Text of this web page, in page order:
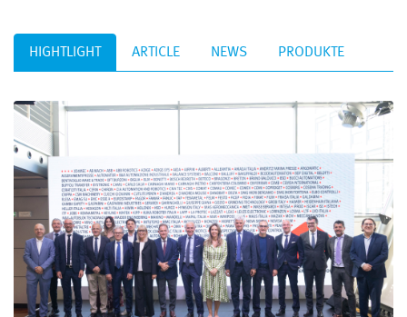
HIGHTLIGHT ARTICLE NEWS PRODUKTE